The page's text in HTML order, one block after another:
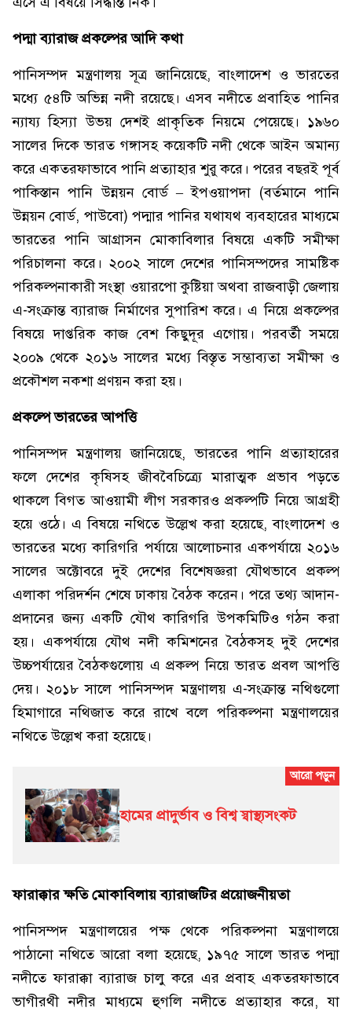
পদ্মা ব্যারাজ প্রকল্পের আদি কথা
পানিসম্পদ মন্ত্রণালয় সূত্র জানিয়েছে, বাংলাদেশ ও ভারতের
মধ্যে ৫৪টি অভিন্ন নদী রয়েছে। এসব নদীতে প্রবাহিত পানির
ন্যায্য হিস্যা উভয় দেশই প্রাকৃতিক নিয়মে পেয়েছে। ১৯৬০
সালের দিকে ভারত গঙ্গাসহ কয়েকটি নদী থেকে আইন অমান্য
করে একতরফাভাবে পানি প্রত্যাহার শুরু করে। পরের বছরই পূর্ব
পাকিস্তান পানি উন্নয়ন বোর্ড – ইপওয়াপদা (বর্তমানে পানি
উন্নয়ন বোর্ড, পাউবো) পদ্মার পানির যথাযথ ব্যবহারের মাধ্যমে
ভারতের পানি আগ্রাসন মোকাবিলার বিষয়ে একটি সমীক্ষা
পরিচালনা করে। ২০০২ সালে দেশের পানিসম্পদের সামষ্টিক
পরিকল্পনাকারী সংস্থা ওয়ারপো কুষ্টিয়া অথবা রাজবাড়ী জেলায়
এ-সংক্রান্ত ব্যারাজ নির্মাণের সুপারিশ করে। এ নিয়ে প্রকল্পের
বিষয়ে দাপ্তরিক কাজ বেশ কিছুদূর এগোয়। পরবর্তী সময়ে
২০০৯ থেকে ২০১৬ সালের মধ্যে বিস্তৃত সম্ভাব্যতা সমীক্ষা ও
প্রকৌশল নকশা প্রণয়ন করা হয়।
প্রকল্পে ভারতের আপত্তি
পানিসম্পদ মন্ত্রণালয় জানিয়েছে, ভারতের পানি প্রত্যাহারের
ফলে দেশের কৃষিসহ জীববৈচিত্র্যে মারাত্মক প্রভাব পড়তে
থাকলে বিগত আওয়ামী লীগ সরকারও প্রকল্পটি নিয়ে আগ্রহী
হয়ে ওঠে। এ বিষয়ে নথিতে উল্লেখ করা হয়েছে, বাংলাদেশ ও
ভারতের মধ্যে কারিগরি পর্যায়ে আলোচনার একপর্যায়ে ২০১৬
সালের অক্টোবরে দুই দেশের বিশেষজ্ঞরা যৌথভাবে প্রকল্প
এলাকা পরিদর্শন শেষে ঢাকায় বৈঠক করেন। পরে তথ্য আদান-
প্রদানের জন্য একটি যৌথ কারিগরি উপকমিটিও গঠন করা
হয়। একপর্যায়ে যৌথ নদী কমিশনের বৈঠকসহ দুই দেশের
উচ্চপর্যায়ের বৈঠকগুলোয় এ প্রকল্প নিয়ে ভারত প্রবল আপত্তি
দেয়। ২০১৮ সালে পানিসম্পদ মন্ত্রণালয় এ-সংক্রান্ত নথিগুলো
হিমাগারে নথিজাত করে রাখে বলে পরিকল্পনা মন্ত্রণালয়ের
নথিতে উল্লেখ করা হয়েছে।
হামের প্রাদুর্ভাব ও বিশ্ব স্বাস্থ্যসংকট
ফারাক্কার ক্ষতি মোকাবিলায় ব্যারাজটির প্রয়োজনীয়তা
পানিসম্পদ মন্ত্রণালয়ের পক্ষ থেকে পরিকল্পনা মন্ত্রণালয়ে
পাঠানো নথিতে আরো বলা হয়েছে, ১৯৭৫ সালে ভারত পদ্মা
নদীতে ফারাক্কা ব্যারাজ চালু করে এর প্রবাহ একতরফাভাবে
ভাগীরথী নদীর মাধ্যমে হুগলি নদীতে প্রত্যাহার করে, যা